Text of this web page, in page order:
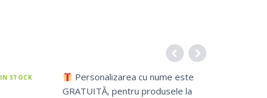
IN STOCK
Personalizarea cu nume este
GRATUITĂ, pentru produsele la